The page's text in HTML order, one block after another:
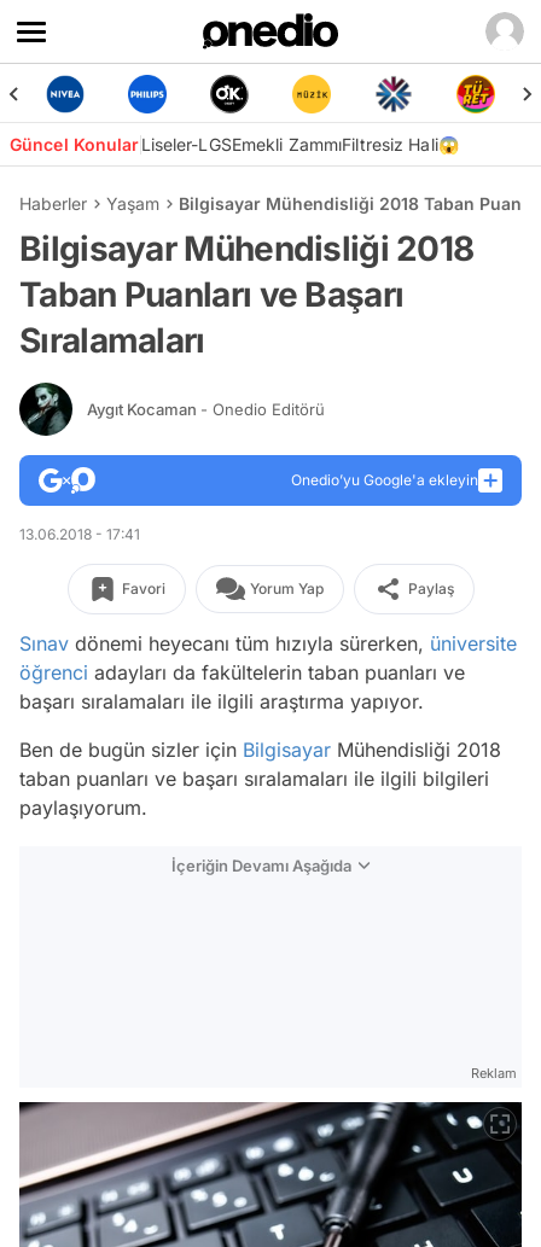
Güncel KonularLiseler-LGSEmekli ZammıFiltresiz Hali😱
Haberler Yaşam Bilgisayar Mühendisliği 2018 Taban
Bilgisayar Mühendisliği 2018
Taban Puanları ve Başarı
Sıralamaları
Aygıt Kocaman - Onedio Editörü
Onedio’yu Google'a ekleyin
13.06.2018 - 17:41
Favori Yorum Yap Paylaş
Sınav dönemi heyecanı tüm hızıyla sürerken, üniversite
öğrenci adayları da fakültelerin taban puanları ve
başarı sıralamaları ile ilgili araştırma yapıyor.
Ben de bugün sizler için Bilgisayar Mühendisliği 2018
taban puanları ve başarı sıralamaları ile ilgili bilgileri
paylaşıyorum.
İçeriğin Devamı Aşağıda
Reklam